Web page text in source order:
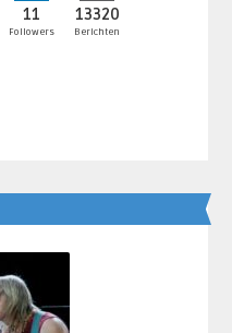
11
Followers
13320
Berichten